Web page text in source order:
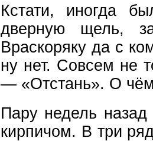
Кстати, иногда
дверную щель,
Враскоряку да с
ну нет. Совсем не
— «Отстань». О
Пару недель
кирпичом. В три